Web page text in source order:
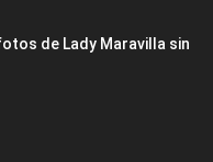
de Lady Maravilla sin